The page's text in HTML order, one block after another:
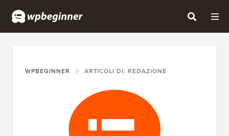
WPBEGINNER ARTICOLI DI: REDAZIONE